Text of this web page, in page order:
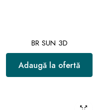
BR SUN 3D
Adaugă la ofertă